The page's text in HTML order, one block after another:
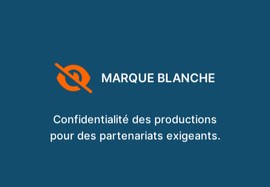
MARQUE BLANCHE
Confidentialité des productions
pour des partenariats exigeants.